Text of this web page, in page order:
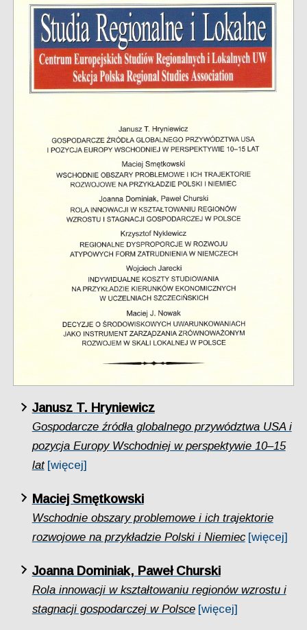
Janusz T. Hryniewicz
Gospodarcze źródła globalnego przywództwa USA i
pozycja Europy Wschodniej w perspektywie 10–15
lat [więcej]
Maciej Smętkowski
Wschodnie obszary problemowe i ich trajektorie
rozwojowe na przykładzie Polski i Niemiec [więcej]
Joanna Dominiak, Paweł Churski
Rola innowacji w kształtowaniu regionów wzrostu i
stagnacji gospodarczej w Polsce [więcej]